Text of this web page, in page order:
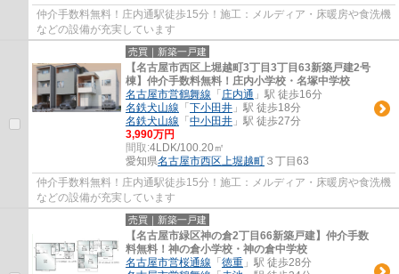
仲介手数料無料！庄内通駅徒歩15分！施工：メルディア・床暖房や食洗機
などの設備が充実しています
売買｜新築一戸建
【名古屋市西区上堀越町3丁目3丁目63新築戸建2号
棟】仲介手数料無料！庄内小学校・名塚中学校
名古屋市営鶴舞線 「 庄内通 」駅 徒歩16分
名鉄犬山線 「 下小田井 」駅 徒歩18分
名鉄犬山線 「 中小田井 」駅 徒歩27分
3,990万円
間取:4LDK/100.20㎡
愛知県名古屋市西区上堀越町 ３丁目63
仲介手数料無料！庄内通駅徒歩15分！施工：メルディア・床暖房や食洗機
などの設備が充実しています
売買｜新築一戸建
【名古屋市緑区神の倉2丁目66新築戸建】仲介手数
料無料！神の倉小学校・神の倉中学校
名古屋市営桜通線 「 徳重 」駅 徒歩28分